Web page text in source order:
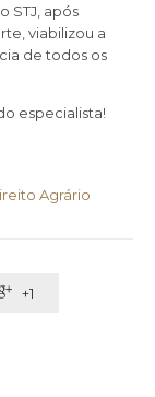
STJ, após
viabilizou a
de todos os
especialista!
Agrário
+1